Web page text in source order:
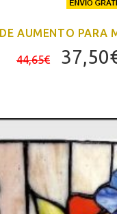
AUMENTO PARA
44,65€
El
era:
37,50